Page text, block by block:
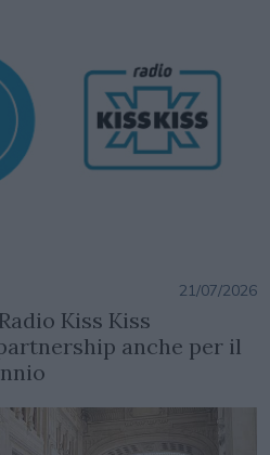
21/07/2026
Kiss Kiss
anche per il